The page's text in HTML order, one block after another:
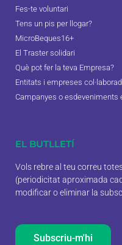
Fes-te voluntari
Tens un pis per llogar?
MicroBeques16+
El Traster solidari
Què pot fer la teva Empresa?
Entitats i empreses
Campanyes o esdeveniments
EL BUTLLETÍ
Vols rebre al teu correu
(periodicitat aproximada
modificar o eliminar la
Subscriu-m'hi